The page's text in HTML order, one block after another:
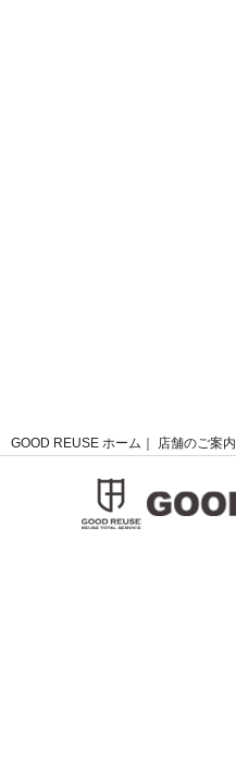
GOOD REUSE ホーム 店舗のご案内